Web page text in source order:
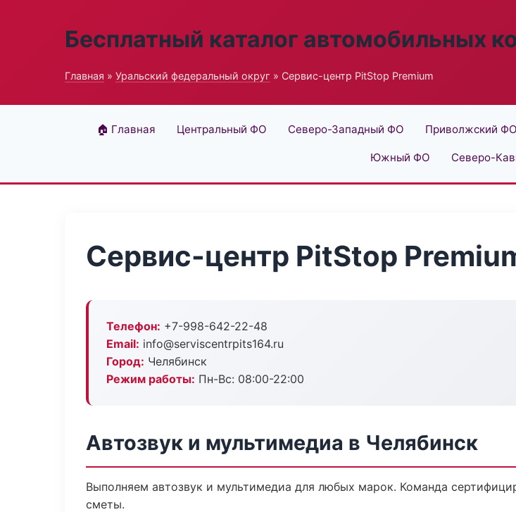
Бесплатный каталог автомобильных
Главная » Уральский федеральный округ » Сервис-центр PitStop Premium
🏠 Главная Центральный ФО Северо-Западный ФО Приволжский ФО
Южный ФО Северо-
Сервис-центр PitStop
Телефон: +7-998-642-22-48
Email: info@serviscentrpits164.ru
Город: Челябинск
Режим работы: Пн-Вс: 08:00-22:00
Автозвук и мультимедиа в Челябинск
Выполняем автозвук и мультимедиа для любых марок. Команда
сметы.